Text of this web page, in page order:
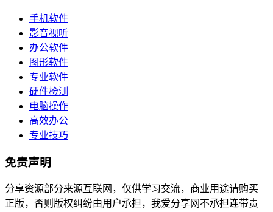
手机软件
影音视听
办公软件
图形软件
专业软件
硬件检测
电脑操作
高效办公
专业技巧
免责声明
分享资源部分来源互联网，仅供学习交流，商业用途请购买
正版，否则版权纠纷由用户承担，我爱分享网不承担连带责